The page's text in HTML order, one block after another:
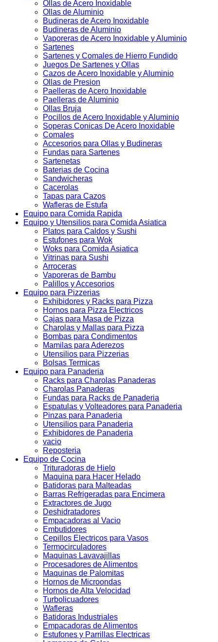
Ollas de Acero Inoxidable
Ollas de Aluminio
Budineras de Acero Inoxidable
Budineras de Aluminio
Vaporeras de Acero Inoxidable y Aluminio
Sartenes
Sartenes y Comales de Hierro Fundido
Juegos De Sartenes y Ollas
Cazos de Acero Inoxidable y Aluminio
Ollas de Presion
Paelleras de Acero Inoxidable
Paelleras de Aluminio
Ollas Bruja
Pocillos de Acero Inoxidable y Aluminio
Soperas Conicas De Acero Inoxidable
Comales
Accesorios para Ollas y Budineras
Fundas para Sartenes
Sartenetas
Baterias de Cocina
Sandwicheras
Cacerolas
Tapas para Cazos
Wafleras de Estufa
Equipo para Comida Rapida
Equipo y Utensilios para Comida Asiatica
Platos para Caldos y Sushi
Estufones para Wok
Woks para Comida Asiatica
Vitrinas para Sushi
Arroceras
Vaporeras de Bambu
Palillos y Accesorios
Equipo para Pizzerias
Exhibidores y Racks para Pizza
Hornos para Pizza Electricos
Cajas para Masa de Pizza
Charolas y Mallas para Pizza
Bombas para Condimentos
Mamilas para Aderezos
Utensilios para Pizzerias
Bolsas Termicas
Equipo para Panaderia
Racks para Charolas Panaderas
Charolas Panaderas
Fundas para Racks de Panaderia
Espatulas y Volteadores para Panaderia
Pinzas para Panaderia
Utensilios para Panaderia
Exhibidores de Panaderia
vacio
Reposteria
Equipo de Cocina
Trituradoras de Hielo
Maquina para Hacer Helado
Batidoras para Malteadas
Barras Refrigeradas para Encimera
Extractores de Jugo
Deshidratadores
Empacadoras al Vacio
Embutidores
Cepillos Electricos para Vasos
Termocirculadores
Maquinas Lavavajillas
Procesadores de Alimentos
Maquinas de Palomitas
Hornos de Microondas
Hornos de Alta Velocidad
Turbolicuadores
Wafleras
Batidoras Industriales
Empacadoras de Alimentos
Estufones y Parrillas Electricas